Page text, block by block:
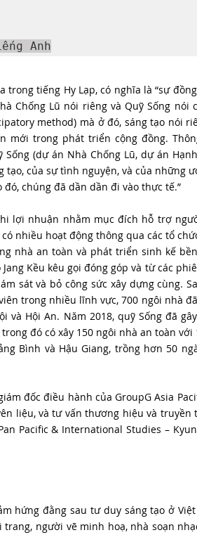
Anh
tiếng Hy Lạp, có nghĩa là “sự
Chống Lũ nói riêng và Quỹ Sống nói
method) mà ở đó, sáng tạo nói
mới trong phát triển cộng đồng.
(dự án Nhà Chống Lũ, dự án
tạo, của sự tình nguyện, và của những
chúng đã dần dần đi vào thực tế.”
lợi nhuận nhằm mục đích hỗ trợ
nhiều hoạt động thông qua các tổ
nhà an toàn và phát triển sinh kế
Kều kêu gọi đóng góp và từ các
sát và bỏ công sức xây dựng cùng.
trong nhiều lĩnh vực, 700 ngôi nhà
Hội An. Năm 2018, quỹ Sống đã
đó có xây 150 ngôi nhà an toàn với
Bình và Hậu Giang, trồng hơn 50
đốc điều hành của GroupG Asia
liệu, và tư vấn thương hiệu và truyền
Pacific & International Studies –
hứng đằng sau tư duy sáng tạo ở
người vẽ minh hoạ, nhà soạn